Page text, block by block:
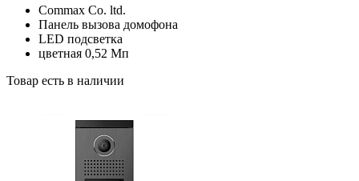
Commax Co. ltd.
Панель вызова домофона
LED подсветка
цветная 0,52 Мп
Товар есть в наличии